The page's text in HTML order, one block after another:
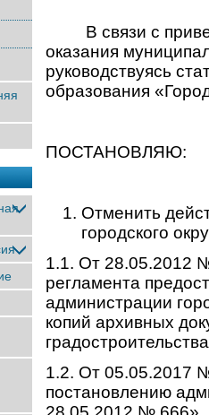
В связи с
оказания
руководствуясь
образования
ПОСТАНОВЛЯЮ:
Отменить
городского
1.1. От 28.05.2012
регламента
администрации
копий архивных
1.2. От 05.05.2017
постановлению